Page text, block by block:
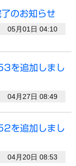
のお知らせ
05月01日 04:10
を追加しまし
04月27日 08:49
を追加しまし
04月20日 08:53